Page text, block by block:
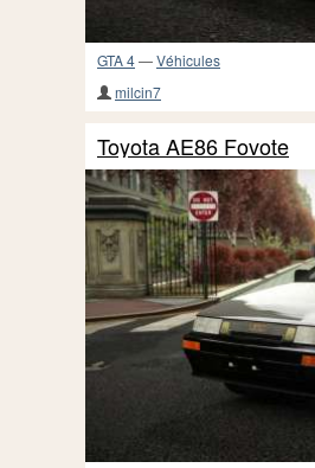
GTA 4—Véhicules
milcin7
Toyota AE86 Fovote